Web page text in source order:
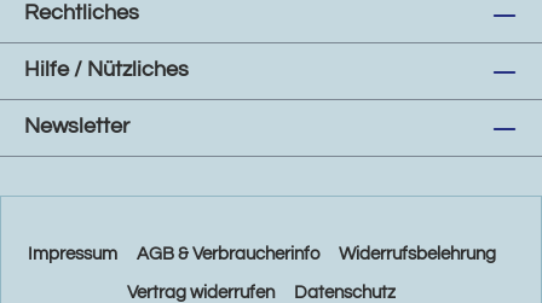
Rechtliches
Hilfe / Nützliches
Newsletter
Impressum AGB & Verbraucherinfo Widerrufsbelehrung
Vertrag widerrufen Datenschutz